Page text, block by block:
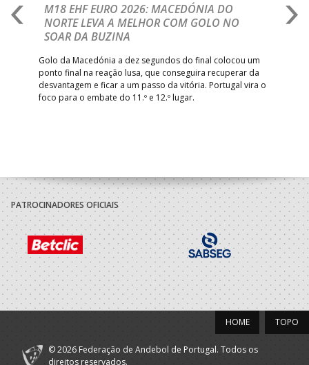
M18 EHF EURO 2026: MACEDÓNIA DO
NORTE LEVA A MELHOR COM GOLO NO
SOAR DA BUZINA
Golo da Macedónia a dez segundos do final colocou um
ponto final na reação lusa, que conseguira recuperar da
desvantagem e ficar a um passo da vitória. Portugal vira o
foco para o embate do 11.º e 12.º lugar.
PATROCINADORES OFICIAIS
TOPO
HOME
© 2026 Federação de Andebol de Portugal. Todos os
direitos reservados.